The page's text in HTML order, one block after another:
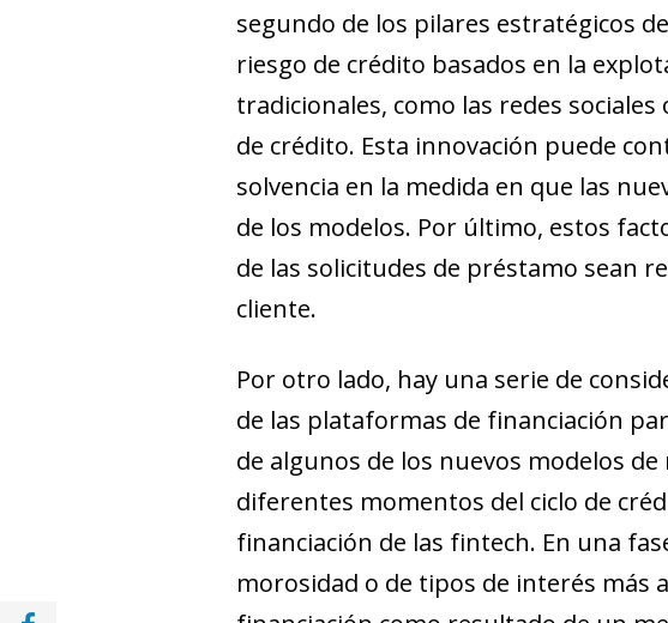
Compartir en Facebook (opens in a new window)
segundo de los pilares estratégicos
riesgo de crédito basados en la
tradicionales, como las redes
de crédito. Esta innovación puede
solvencia en la medida en que las
de los modelos. Por último, estos
de las solicitudes de préstamo sean
cliente.
Por otro lado, hay una serie de
de las plataformas de financiación
de algunos de los nuevos modelos
diferentes momentos del ciclo de
financiación de las fintech. En una
morosidad o de tipos de interés más